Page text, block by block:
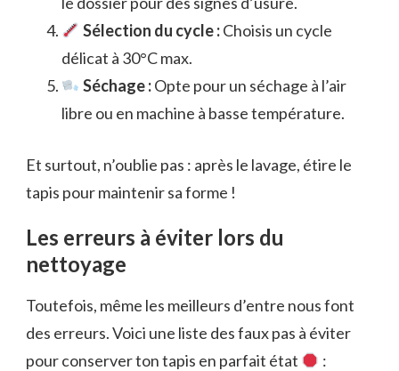
Sélection du cycle :Choisis un cycle
délicat à 30°C max.
Séchage :Opte pour un séchage à l’air
libre ou en machine à basse température.
Et surtout, n’oublie pas : après le lavage, étire le
tapis pour maintenir sa forme !
Les erreurs à éviter lors du
nettoyage
Toutefois, même les meilleurs d’entre nous font
des erreurs. Voici une liste des faux pas à éviter
pour conserver ton tapis en parfait état
: